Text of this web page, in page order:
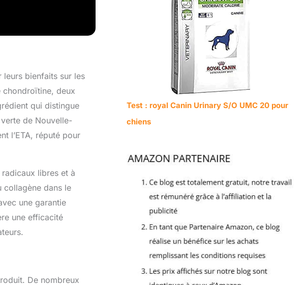
de moule
en
ce complément
les activités
s’intègrent
soutient le
une alternative
leurs bienfaits sur les
deux
qui distingue
de Nouvelle-
l’ETA, réputé pour
libres et à
collagène dans le
une garantie
une efficacité
De nombreux
Test : royal Canin Urinary S/O UMC 20 pour
chiens